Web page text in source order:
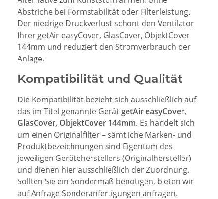
Abstriche bei Formstabilität oder Filterleistung.
Der niedrige Druckverlust schont den Ventilator
Ihrer getAir easyCover, GlasCover, ObjektCover
144mm und reduziert den Stromverbrauch der
Anlage.
Kompatibilität und Qualität
Die Kompatibilität bezieht sich ausschließlich auf
das im Titel genannte Gerät getAir easyCover,
GlasCover, ObjektCover 144mm. Es handelt sich
um einen Originalfilter – sämtliche Marken- und
Produktbezeichnungen sind Eigentum des
jeweiligen Geräteherstellers (Originalhersteller)
und dienen hier ausschließlich der Zuordnung.
Sollten Sie ein Sondermaß benötigen, bieten wir
auf Anfrage Sonderanfertigungen anfragen.